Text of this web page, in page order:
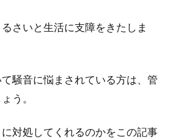
さいと生活に支障をきたしま
騒音に悩まされている方は、管
う。
対処してくれるのかをこの記事